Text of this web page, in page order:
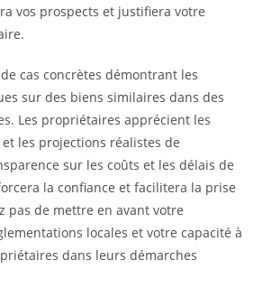
vos prospects et justifiera votre
cas concrètes démontrant les
sur des biens similaires dans des
Les propriétaires apprécient les
les projections réalistes de
sur les coûts et les délais de
la confiance et facilitera la prise
pas de mettre en avant votre
locales et votre capacité à
dans leurs démarches